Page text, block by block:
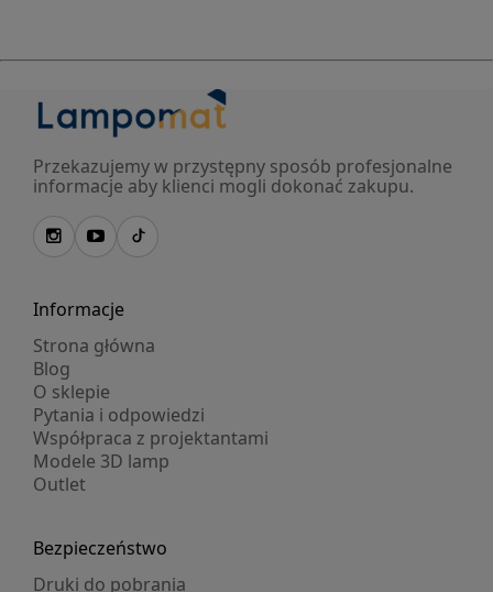
Przekazujemy w przystępny sposób profesjonalne
informacje aby klienci mogli dokonać zakupu.
Informacje
Strona główna
Blog
O sklepie
Pytania i odpowiedzi
Współpraca z projektantami
Modele 3D lamp
Outlet
Bezpieczeństwo
Druki do pobrania